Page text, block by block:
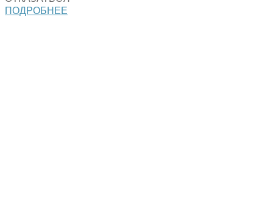
ПОДРОБНЕЕ